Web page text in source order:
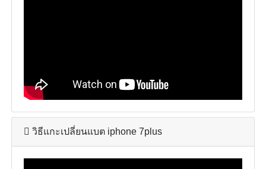
วิธีแกะเปลี่ยนแบต iphone 7plus